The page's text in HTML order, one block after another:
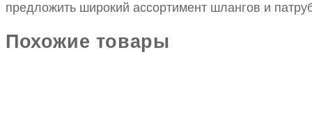
предложить широкий ассортимент шлангов и
Похожие товары